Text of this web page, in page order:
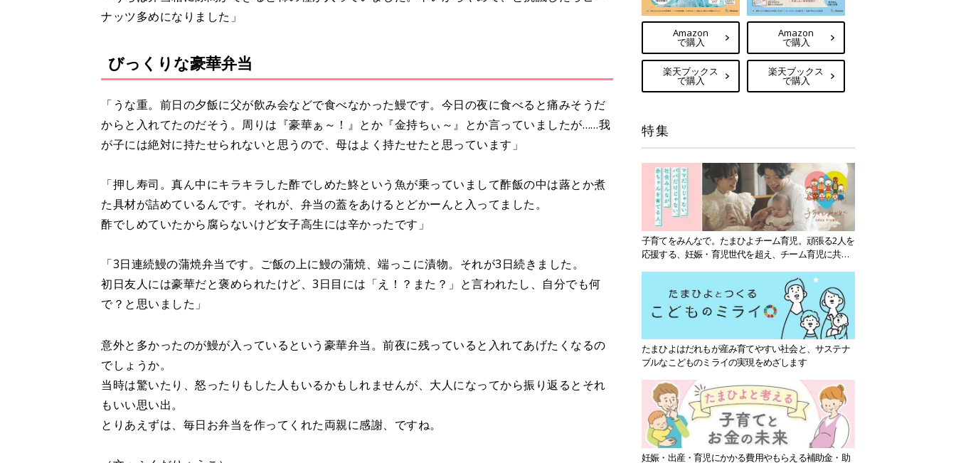
ナッツ多めになりました」
びっくりな豪華弁当
「うな重。前日の夕飯に父が飲み会などで食べなかった鰻です。今日の夜に食べると痛みそうだ
からと入れてたのだそう。周りは『豪華ぁ～！』とか『金持ちぃ～』とか言っていましたが……我
が子には絶対に持たせられないと思うので、母はよく持たせたと思っています」
「押し寿司。真ん中にキラキラした酢でしめた鮗という魚が乗っていまして酢飯の中は蕗とか煮
た具材が詰めているんです。それが、弁当の蓋をあけるとどかーんと入ってました。
酢でしめていたから腐らないけど女子高生には辛かったです」
「3日連続鰻の蒲焼弁当です。ご飯の上に鰻の蒲焼、端っこに漬物。それが3日続きました。
初日友人には豪華だと褒められたけど、3日目には「え！？また？」と言われたし、自分でも何
で？と思いました」
意外と多かったのが鰻が入っているという豪華弁当。前夜に残っていると入れてあげたくなるの
でしょうか。
当時は驚いたり、怒ったりもした人もいるかもしれませんが、大人になってから振り返るとそれ
もいい思い出。
とりあえずは、毎日お弁当を作ってくれた両親に感謝、ですね。
Amazon
で購入
楽天ブックス
で購入
Amazon
で購入
楽天ブックス
で購入
特集
子育てをみんなで。たまひよチーム育児。頑張る2人を
応援する、妊娠・育児世代を超え、チーム育児に共感
たまひよはだれもが産み育てやすい社会と、サステナ
ブルなこどものミライの実現をめざします
妊娠・出産・育児にかかる費用やもらえる補助金・助